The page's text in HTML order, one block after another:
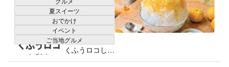
当地グルメも大集合◎
夏スイーツ
おでかけ
イベント
ご当地グルメ
くふうロコしず
おか編集部